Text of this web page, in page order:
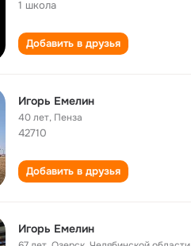
1 школа
Добавить в друзья
Игорь Емелин
40 лет, Пенза
42710
Добавить в друзья
Игорь Емелин